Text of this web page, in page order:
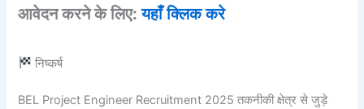
आवेदन करने के लिए:यहाँ क्लिक करे
निष्कर्ष
BEL Project Engineer Recruitment 2025 तकनीकी क्षेत्र से जुड़े